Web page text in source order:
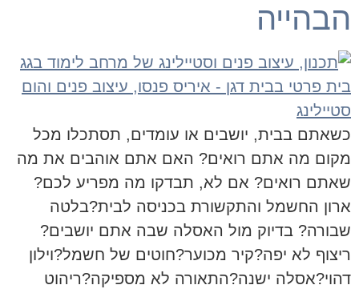
הבהייה
כשאתם בבית, יושבים או עומדים, תסתכלו מכל
מקום מה אתם רואים? האם אתם אוהבים את מה
שאתם רואים? אם לא, תבדקו מה מפריע לכם?
ארון החשמל והתקשורת בכניסה לבית?בלטה
שבורה? בדיוק מול האסלה שבה אתם יושבים?
ריצוף לא יפה?קיר מכוער?חוטים של חשמל?וילון
דהוי?אסלה ישנה?התאורה לא מספיקה?ריהוט